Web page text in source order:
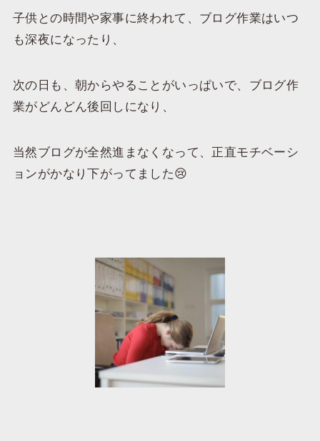
子供との時間や家事に終われて、ブログ作業はいつ
も深夜になったり、
次の日も、朝からやることがいっぱいで、ブログ作
業がどんどん後回しになり、
当然ブログが全然進まなくなって、正直モチベーシ
ョンがかなり下がってました😢